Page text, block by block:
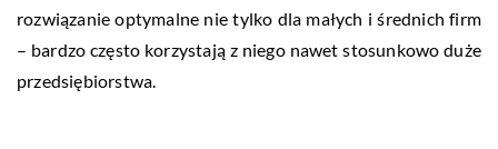
rozwiązanie optymalne nie tylko dla małych i średnich firm
– bardzo często korzystają z niego nawet stosunkowo duże
przedsiębiorstwa.